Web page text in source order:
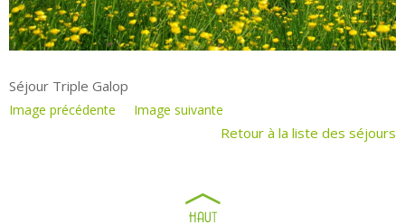
Séjour Triple Galop
Image précédente Image suivante
Retour à la liste des séjours